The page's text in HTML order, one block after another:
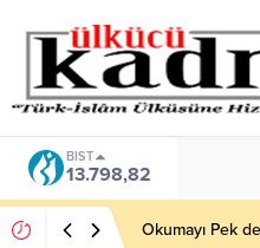
BIST
13.798,82
Okumayı Pek